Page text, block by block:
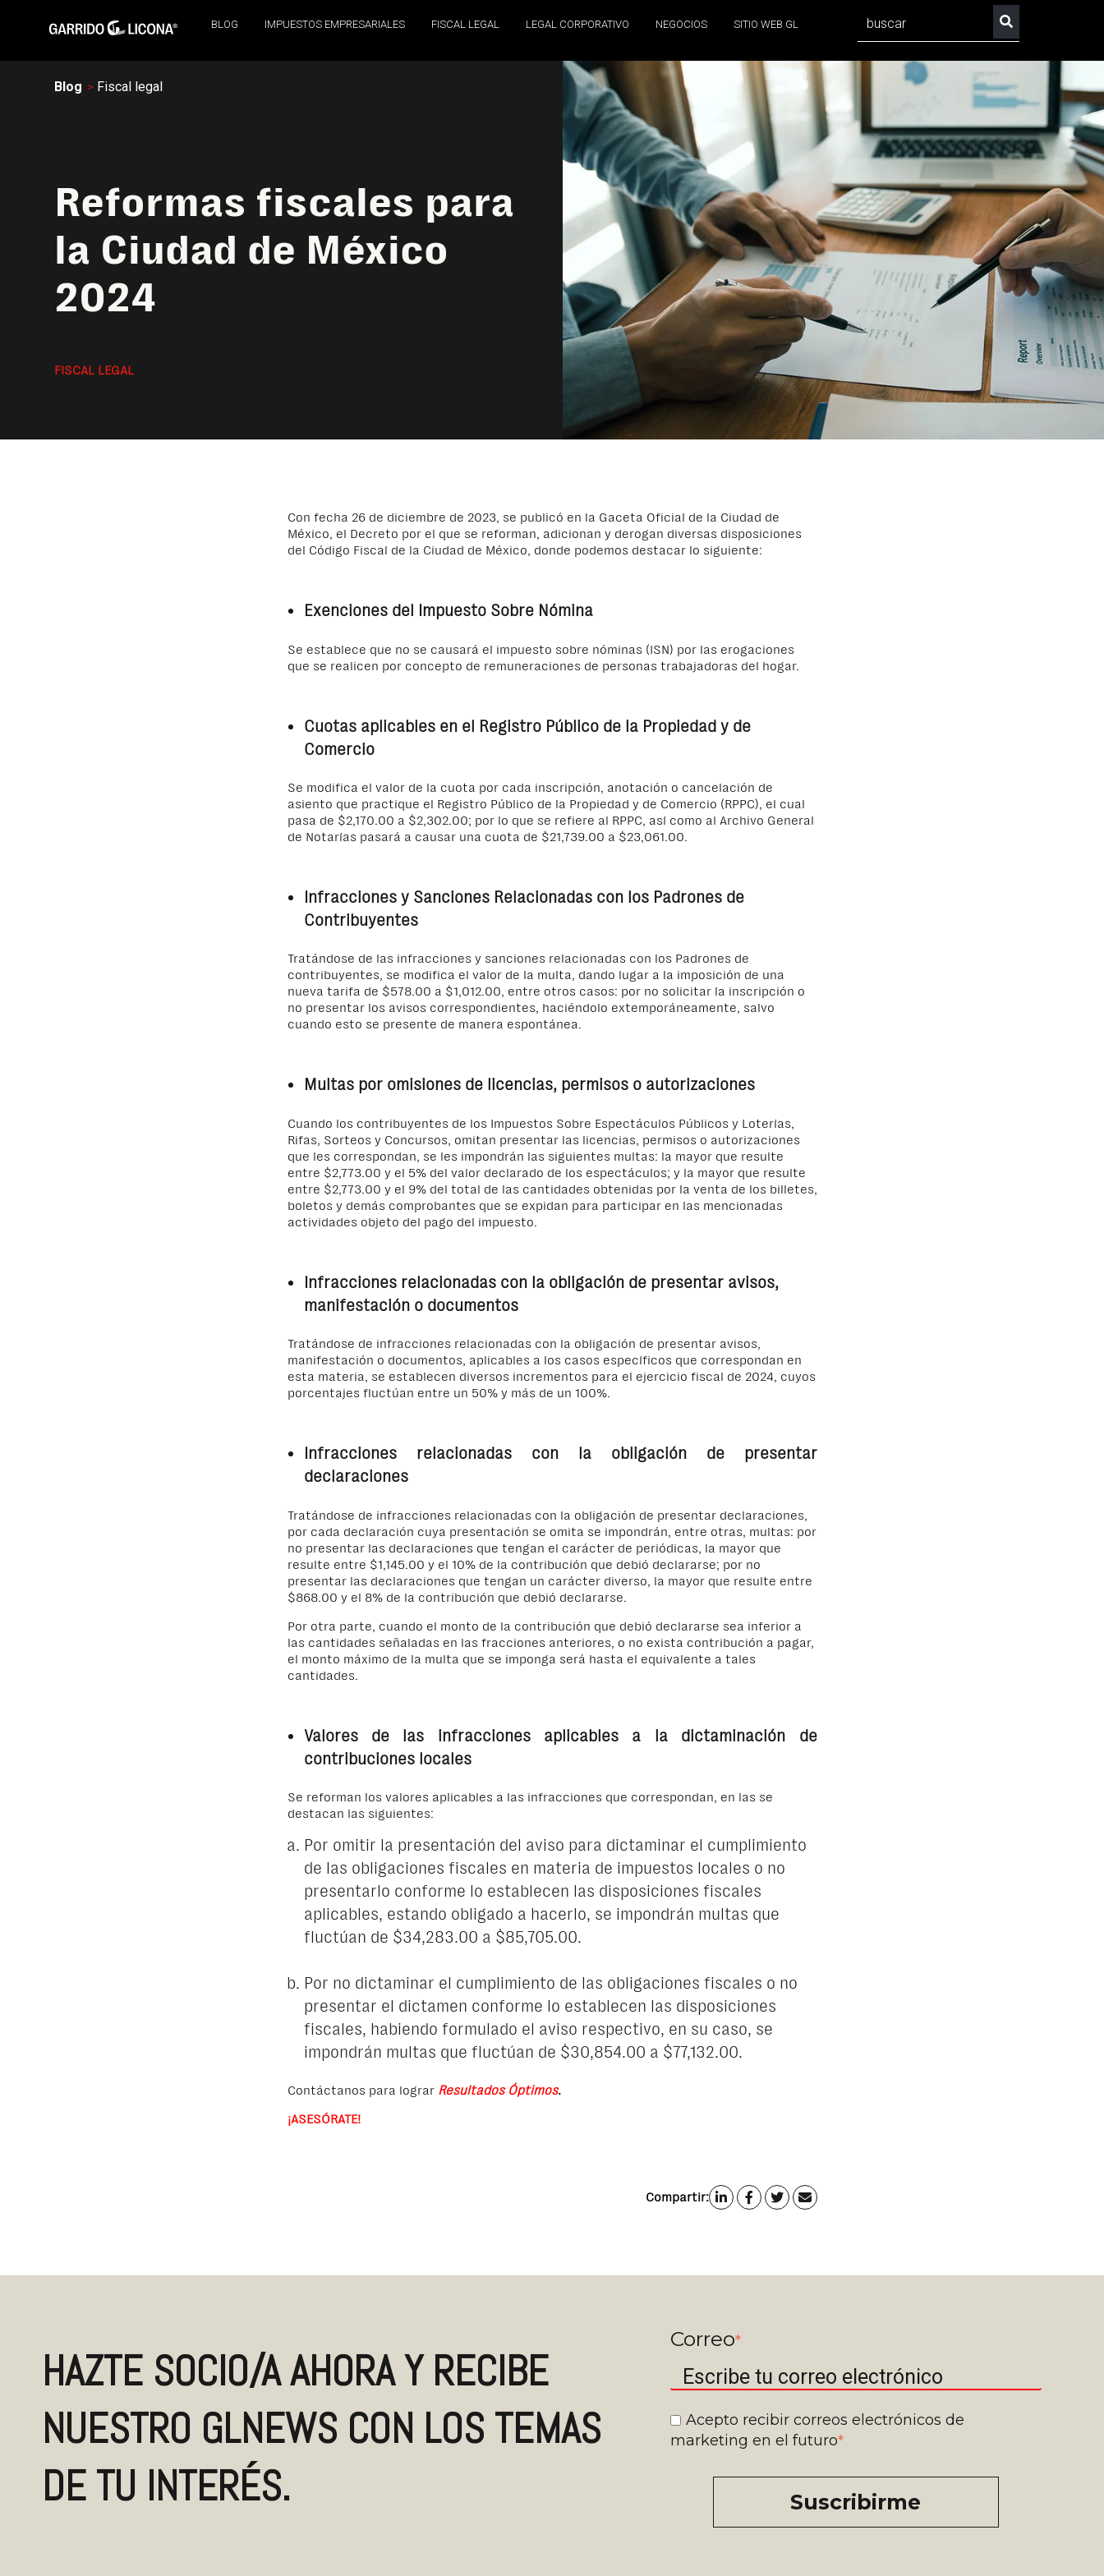
BLOG IMPUESTOS EMPRESARIALES FISCAL LEGAL LEGAL CORPORATIVO NEGOCIOS SITIO WEB GL
Blog Fiscal legal
Reformas fiscales para
la Ciudad de México
2024
FISCAL LEGAL
Con fecha 26 de diciembre de 2023, se publicó en la Gaceta Oficial de la Ciudad de
México, el Decreto por el que se reforman, adicionan y derogan diversas disposiciones
del Código Fiscal de la Ciudad de México, donde podemos destacar lo siguiente:
Exenciones del Impuesto Sobre Nómina
Se establece que no se causará el impuesto sobre nóminas (ISN) por las erogaciones
que se realicen por concepto de remuneraciones de personas trabajadoras del hogar.
Cuotas aplicables en el Registro Público de la Propiedad y de
Comercio
Se modifica el valor de la cuota por cada inscripción, anotación o cancelación de
asiento que practique el Registro Público de la Propiedad y de Comercio (RPPC), el cual
pasa de $2,170.00 a $2,302.00; por lo que se refiere al RPPC, así como al Archivo General
de Notarías pasará a causar una cuota de $21,739.00 a $23,061.00.
Infracciones y Sanciones Relacionadas con los Padrones de
Contribuyentes
Tratándose de las infracciones y sanciones relacionadas con los Padrones de
contribuyentes, se modifica el valor de la multa, dando lugar a la imposición de una
nueva tarifa de $578.00 a $1,012.00, entre otros casos: por no solicitar la inscripción o
no presentar los avisos correspondientes, haciéndolo extemporáneamente, salvo
cuando esto se presente de manera espontánea.
Multas por omisiones de licencias, permisos o autorizaciones
Cuando los contribuyentes de los Impuestos Sobre Espectáculos Públicos y Loterías,
Rifas, Sorteos y Concursos, omitan presentar las licencias, permisos o autorizaciones
que les correspondan, se les impondrán las siguientes multas: la mayor que resulte
entre $2,773.00 y el 5% del valor declarado de los espectáculos; y la mayor que resulte
entre $2,773.00 y el 9% del total de las cantidades obtenidas por la venta de los billetes,
boletos y demás comprobantes que se expidan para participar en las mencionadas
actividades objeto del pago del impuesto.
Infracciones relacionadas con la obligación de presentar avisos,
manifestación o documentos
Tratándose de infracciones relacionadas con la obligación de presentar avisos,
manifestación o documentos, aplicables a los casos específicos que correspondan en
esta materia, se establecen diversos incrementos para el ejercicio fiscal de 2024, cuyos
porcentajes fluctúan entre un 50% y más de un 100%.
Infracciones relacionadas con la obligación de presentar
declaraciones
Tratándose de infracciones relacionadas con la obligación de presentar declaraciones,
por cada declaración cuya presentación se omita se impondrán, entre otras, multas: por
no presentar las declaraciones que tengan el carácter de periódicas, la mayor que
resulte entre $1,145.00 y el 10% de la contribución que debió declararse; por no
presentar las declaraciones que tengan un carácter diverso, la mayor que resulte entre
$868.00 y el 8% de la contribución que debió declararse.
Por otra parte, cuando el monto de la contribución que debió declararse sea inferior a
las cantidades señaladas en las fracciones anteriores, o no exista contribución a pagar,
el monto máximo de la multa que se imponga será hasta el equivalente a tales
cantidades.
Valores de las infracciones aplicables a la dictaminación de
contribuciones locales
Se reforman los valores aplicables a las infracciones que correspondan, en las se
destacan las siguientes:
Por omitir la presentación del aviso para dictaminar el cumplimiento
de las obligaciones fiscales en materia de impuestos locales o no
presentarlo conforme lo establecen las disposiciones fiscales
aplicables, estando obligado a hacerlo, se impondrán multas que
fluctúan de $34,283.00 a $85,705.00.
Por no dictaminar el cumplimiento de las obligaciones fiscales o no
presentar el dictamen conforme lo establecen las disposiciones
fiscales, habiendo formulado el aviso respectivo, en su caso, se
impondrán multas que fluctúan de $30,854.00 a $77,132.00.
Contáctanos para lograr Resultados Óptimos.
¡ASESÓRATE!
Compartir:
HAZTE SOCIO/A AHORA Y RECIBE
NUESTRO GLNEWS CON LOS TEMAS
DE TU INTERÉS.
Correo*
Acepto recibir correos electrónicos de
marketing en el futuro*